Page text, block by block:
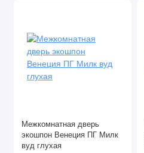
Межкомнатная дверь
экошпон Венеция ПГ Милк
вуд глухая